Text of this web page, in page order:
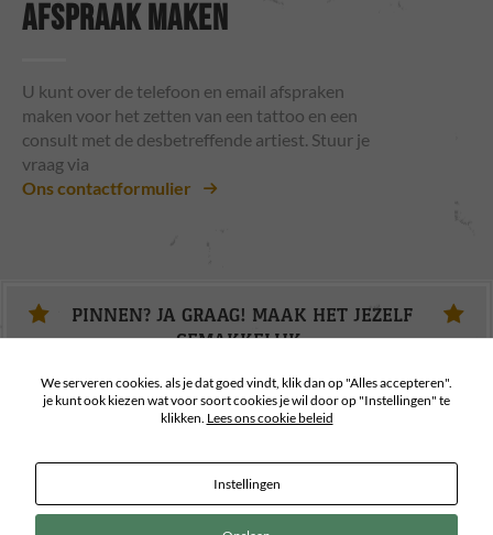
AFSPRAAK MAKEN
U kunt over de telefoon en email afspraken
maken voor het zetten van een tattoo en een
consult met de desbetreffende artiest. Stuur je
vraag via
Ons contactformulier
PINNEN? JA GRAAG! MAAK HET JEZELF
GEMAKKELIJK.
We serveren cookies. als je dat goed vindt, klik dan op "Alles accepteren".
je kunt ook kiezen wat voor soort cookies je wil door op "Instellingen" te
klikken. Lees ons cookie beleid
Instellingen